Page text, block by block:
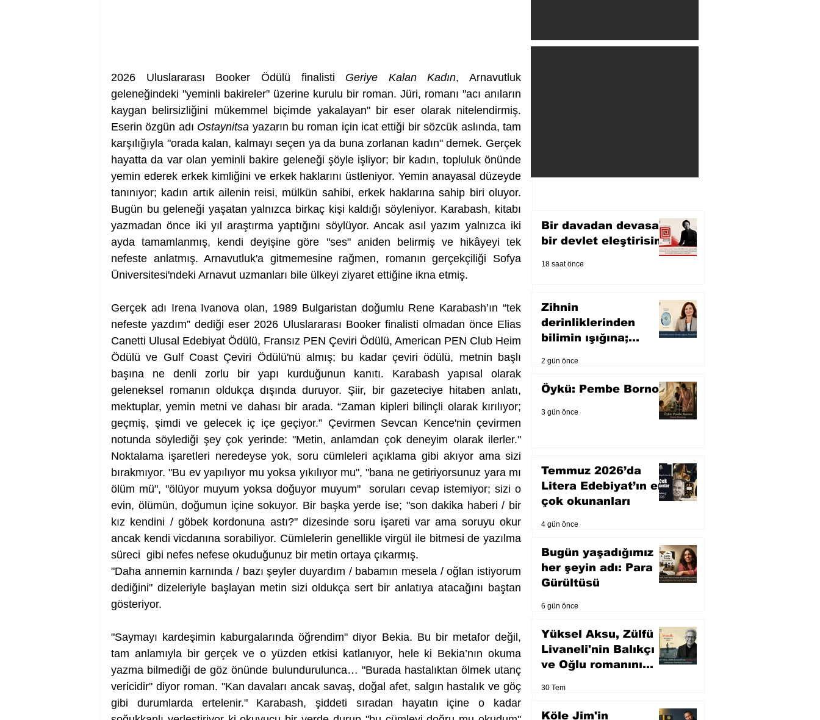
2026 Uluslararası Booker Ödülü finalisti Geriye Kalan Kadın, Arnavutluk
geleneğindeki "yeminli bakireler" üzerine kurulu bir roman. Jüri, romanı "acı anıların
kaygan belirsizliğini mükemmel biçimde yakalayan" bir eser olarak nitelendirmiş.
Eserin özgün adı Ostaynitsa yazarın bu roman için icat ettiği bir sözcük aslında, tam
karşılığıyla "orada kalan, kalmayı seçen ya da buna zorlanan kadın" demek. Gerçek
hayatta da var olan yeminli bakire geleneği şöyle işliyor; bir kadın, topluluk önünde
yemin ederek erkek kimliğini ve erkek haklarını üstleniyor. Yemin anayasal düzeyde
tanınıyor; kadın artık ailenin reisi, mülkün sahibi, erkek haklarına sahip biri oluyor.
Bugün bu geleneği yaşatan yalnızca birkaç kişi kaldığı söyleniyor. Karabash, kitabı
yazmadan önce iki yıl araştırma yaptığını söylüyor. Ancak asıl yazım yalnızca iki
ayda tamamlanmış, kendi deyişine göre "ses" aniden belirmiş ve hikâyeyi tek
nefeste anlatmış. Arnavutluk'a gitmemesine rağmen, romanın gerçekçiliği Sofya
Üniversitesi'ndeki Arnavut uzmanları bile ülkeyi ziyaret ettiğine ikna etmiş.
Gerçek adı Irena Ivanova olan, 1989 Bulgaristan doğumlu Rene Karabash’ın “tek
nefeste yazdım” dediği eser 2026 Uluslararası Booker finalisti olmadan önce Elias
Canetti Ulusal Edebiyat Ödülü, Fransız PEN Çeviri Ödülü, American PEN Club Heim
Ödülü ve Gulf Coast Çeviri Ödülü'nü almış; bu kadar çeviri ödülü, metnin başlı
başına ne denli zorlu bir yapı kurduğunun kanıtı. Karabash yapısal olarak
geleneksel romanın oldukça dışında duruyor. Şiir, bir gazeteciye hitaben anlatı,
mektuplar, yemin metni ve dahası bir arada. “Zaman kipleri bilinçli olarak kırılıyor;
geçmiş, şimdi ve gelecek iç içe geçiyor.” Çevirmen Sevcan Kence'nin çevirmen
notunda söylediği şey çok yerinde: "Metin, anlamdan çok deneyim olarak ilerler."
Noktalama işaretleri neredeyse yok, soru cümleleri açıklama gibi akıyor ama sizi
bırakmıyor. "Bu ev yapılıyor mu yoksa yıkılıyor mu", "bana ne getiriyorsunuz yara mı
ölüm mü", "ölüyor muyum yoksa doğuyor muyum"  soruları cevap istemiyor; sizi o
evin, ölümün, doğumun içine sokuyor. Bir başka yerde ise; "son dakika haberi / bir
kız kendini / göbek kordonuna astı?" dizesinde soru işareti var ama soruyu okur
ancak kendi vicdanına sorabiliyor. Cümlelerin genellikle virgül ile bitmesi de yazılma
süreci  gibi nefes nefese okuduğunuz bir metin ortaya çıkarmış.
"Daha annemin karnında / bazı şeyler duyardım / babamın mesela / oğlan istiyorum
dediğini" dizeleriyle başlayan metin sizi oldukça sert bir anlatıya atacağını baştan
gösteriyor.
"Saymayı kardeşimin kaburgalarında öğrendim" diyor Bekia. Bu bir metafor değil,
tam anlamıyla bir gerçek ve o yüzden etkisi katlanıyor, hele ki Bekia’nın okuma
yazma bilmediği de göz önünde bulundurulunca… "Burada hastalıktan ölmek utanç
vericidir" diyor roman. "Kan davaları ancak savaş, doğal afet, salgın hastalık ve göç
gibi durumlarda ertelenir." Karabash, şiddeti sıradan hayatın içine o kadar
Bir davadan devasa
bir devlet eleştirisine
18 saat önce
Zihnin
derinliklerinden
bilimin ışığına;
2 gün önce
Öykü: Pembe Bornoz
3 gün önce
Temmuz 2026’da
Litera Edebiyat’ın en
çok okunanları
4 gün önce
Bugün yaşadığımız
her şeyin adı: Para
Gürültüsü
6 gün önce
Yüksel Aksu, Zülfü
Livaneli'nin Balıkçı
ve Oğlu romanını
30 Tem
Köle Jim'in